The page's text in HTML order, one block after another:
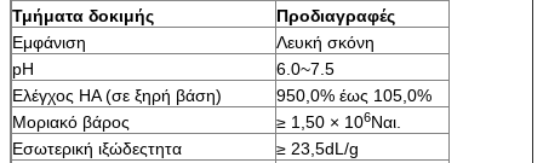
Τμήματα δοκιμής
Προδιαγραφές
Εμφάνιση
Λευκή σκόνη
pH
6.0~7.5
Ελέγχος HA (σε ξηρή βάση)
950,0% έως 105,0%
Μοριακό βάρος
≥ 1,50 × 106Ναι.
Εσωτερική ιξώδεςτητα
≥ 23,5dL/g